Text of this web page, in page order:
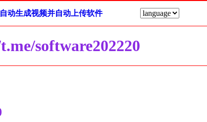
动生成视频并自动上传软件
software202220